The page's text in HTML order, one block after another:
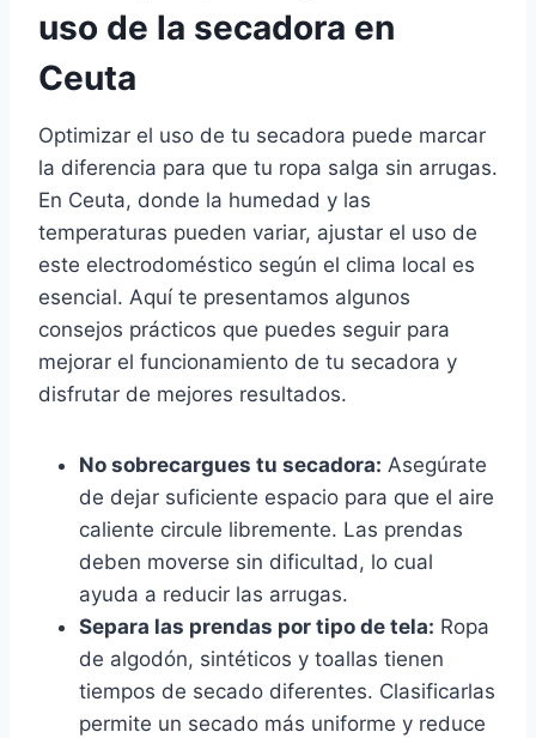
uso de la secadora en
Ceuta
Optimizar el uso de tu secadora puede marcar
la diferencia para que tu ropa salga sin arrugas.
En Ceuta, donde la humedad y las
temperaturas pueden variar, ajustar el uso de
este electrodoméstico según el clima local es
esencial. Aquí te presentamos algunos
consejos prácticos que puedes seguir para
mejorar el funcionamiento de tu secadora y
disfrutar de mejores resultados.
No sobrecargues tu secadora: Asegúrate
de dejar suficiente espacio para que el aire
caliente circule libremente. Las prendas
deben moverse sin dificultad, lo cual
ayuda a reducir las arrugas.
Separa las prendas por tipo de tela: Ropa
de algodón, sintéticos y toallas tienen
tiempos de secado diferentes. Clasificarlas
permite un secado más uniforme y reduce